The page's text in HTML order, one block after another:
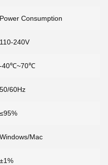
Power Consumption
110-240V
-40℃~70℃
50/60Hz
≤95%
Windows/Mac
±1%